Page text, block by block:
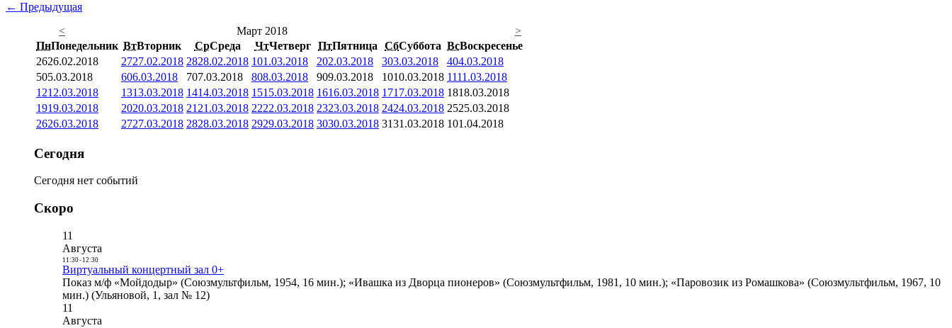
← Предыдущая
<
Март 2018
>
ПнПонедельник ВтВторник СрСреда ЧтЧетверг ПтПятница СбСуббота ВсВоскресенье
2626.02.2018 2727.02.2018 2828.02.2018 101.03.2018 202.03.2018 303.03.2018 404.03.2018
505.03.2018 606.03.2018 707.03.2018 808.03.2018 909.03.2018 1010.03.2018 1111.03.2018
1212.03.2018 1313.03.2018 1414.03.2018 1515.03.2018 1616.03.2018 1717.03.2018 1818.03.2018
1919.03.2018 2020.03.2018 21 21.03.2018 2222.03.2018 2323.03.2018 2424.03.2018 2525.03.2018
2626.03.2018 2727.03.2018 2828.03.2018 2929.03.2018 3030.03.2018 3131.03.2018 101.04.2018
Сегодня
Сегодня нет событий
Скоро
11
Августа
11:30- 12:30
Виртуальный концертный зал 0+
Показ м/ф «Мойдодыр» (Союзмультфильм, 1954, 16 мин.); «Ивашка из Дворца пионеров» (Союзмультфильм, 1981, 10 мин.); «Паровозик из Ромашкова» (Союзмультфильм, 1967, 10
мин.) (Ульяновой, 1, зал № 12)
11
Августа